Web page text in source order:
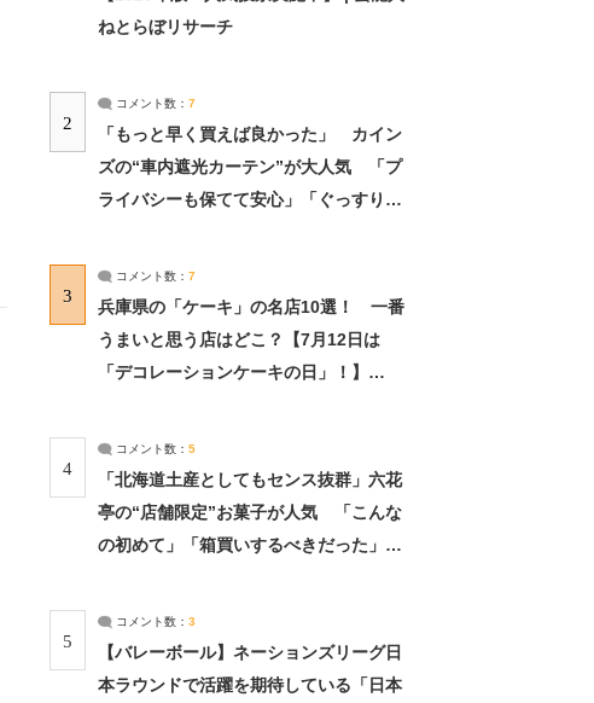
ねとらぼリサーチ
2
コメント数： 7
「もっと早く買えば良かった」 カイン
ズの“車内遮光カーテン”が大人気 「プ
ライバシーも保てて安心」「ぐっすり眠
3
コメント数： 7
兵庫県の「ケーキ」の名店10選！ 一番
うまいと思う店はどこ？【7月12日は
「デコレーションケーキの日」！】
4
コメント数： 5
「北海道土産としてもセンス抜群」六花
亭の“店舗限定”お菓子が人気 「こんな
の初めて」「箱買いするべきだった」
5
コメント数： 3
【バレーボール】ネーションズリーグ日
本ラウンドで活躍を期待している「日本